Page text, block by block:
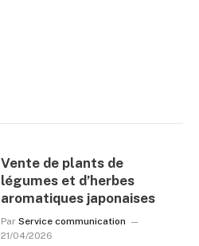
Vente de plants de
légumes et d’herbes
aromatiques japonaises
Par Service communication
21/04/2026